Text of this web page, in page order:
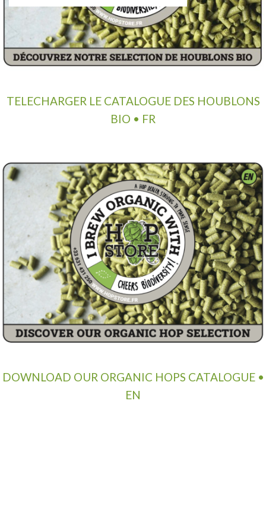
TELECHARGER LE CATALOGUE DES HOUBLONS
BIO • FR
DOWNLOAD OUR ORGANIC HOPS CATALOGUE •
EN